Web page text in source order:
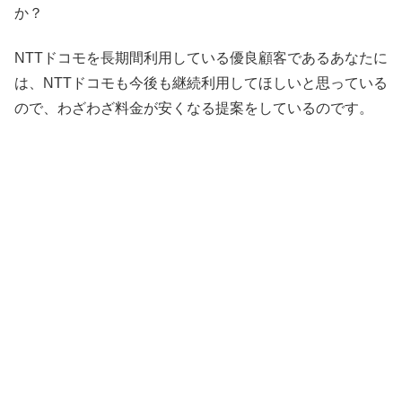
か？
NTTドコモを長期間利用している優良顧客であるあなたに
は、NTTドコモも今後も継続利用してほしいと思っている
ので、わざわざ料金が安くなる提案をしているのです。